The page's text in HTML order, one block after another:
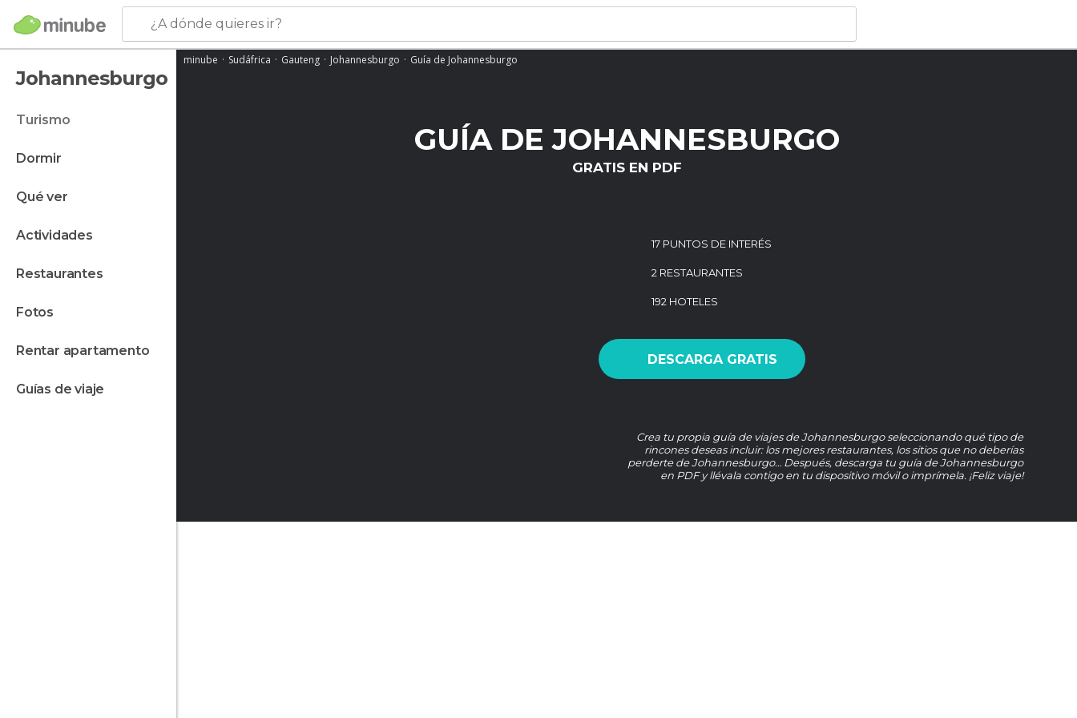
¿A dónde quieres ir?
Johannesburgo
turismo
dormir
qué ver
actividades
restaurantes
fotos
rentar apartamento
guías de viaje
minube Sudáfrica Gauteng Johannesburgo Guía de Johannesburgo
GUÍA DE JOHANNESBURGO
GRATIS EN PDF
17 PUNTOS DE INTERÉS
2 RESTAURANTES
192 HOTELES
DESCARGA GRATIS
Crea tu propia guía de viajes de Johannesburgo seleccionando qué tipo de
rincones deseas incluir: los mejores restaurantes, los sitios que no deberías
perderte de Johannesburgo… Después, descarga tu guía de Johannesburgo
en PDF y llévala contigo en tu dispositivo móvil o imprímela. ¡Feliz viaje!